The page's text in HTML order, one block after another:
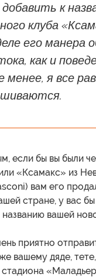
к
клуба
его манера
как и
менее, я все
если бы вы были
«Ксамакс» из
вам его
стране, у вас
названию вашей
приятно
вашему дяде,